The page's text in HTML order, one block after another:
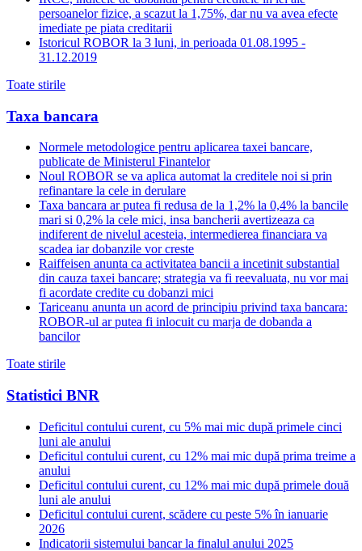
persoanelor fizice, a scazut la 1,75%, dar nu va avea efecte
imediate pe piata creditarii
Istoricul ROBOR la 3 luni, in perioada 01.08.1995 -
31.12.2019
Toate stirile
Taxa bancara
Normele metodologice pentru aplicarea taxei bancare,
publicate de Ministerul Finantelor
Noul ROBOR se va aplica automat la creditele noi si prin
refinantare la cele in derulare
Taxa bancara ar putea fi redusa de la 1,2% la 0,4% la bancile
mari si 0,2% la cele mici, insa bancherii avertizeaza ca
indiferent de nivelul acesteia, intermedierea financiara va
scadea iar dobanzile vor creste
Raiffeisen anunta ca activitatea bancii a incetinit substantial
din cauza taxei bancare; strategia va fi reevaluata, nu vor mai
fi acordate credite cu dobanzi mici
Tariceanu anunta un acord de principiu privind taxa bancara:
ROBOR-ul ar putea fi inlocuit cu marja de dobanda a
bancilor
Toate stirile
Statistici BNR
Deficitul contului curent, cu 5% mai mic după primele cinci
luni ale anului
Deficitul contului curent, cu 12% mai mic după prima treime a
anului
Deficitul contului curent, cu 12% mai mic după primele două
luni ale anului
Deficitul contului curent, scădere cu peste 5% în ianuarie
2026
Indicatorii sistemului bancar la finalul anului 2025